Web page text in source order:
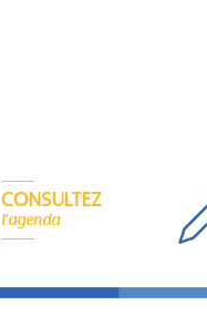
CONSULTEZ
l'agenda